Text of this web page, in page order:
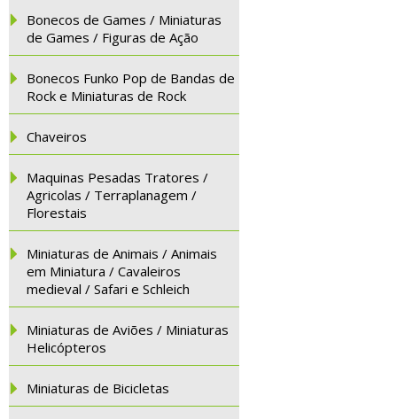
Bonecos de Games / Miniaturas
de Games / Figuras de Ação
Bonecos Funko Pop de Bandas de
Rock e Miniaturas de Rock
Chaveiros
Maquinas Pesadas Tratores /
Agricolas / Terraplanagem /
Florestais
Miniaturas de Animais / Animais
em Miniatura / Cavaleiros
medieval / Safari e Schleich
Miniaturas de Aviões / Miniaturas
Helicópteros
Miniaturas de Bicicletas